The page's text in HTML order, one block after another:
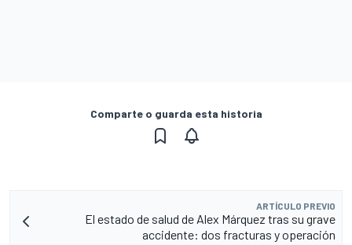
Comparte o guarda esta historia
ARTÍCULO PREVIO
El estado de salud de Alex Márquez tras su grave
accidente: dos fracturas y operación